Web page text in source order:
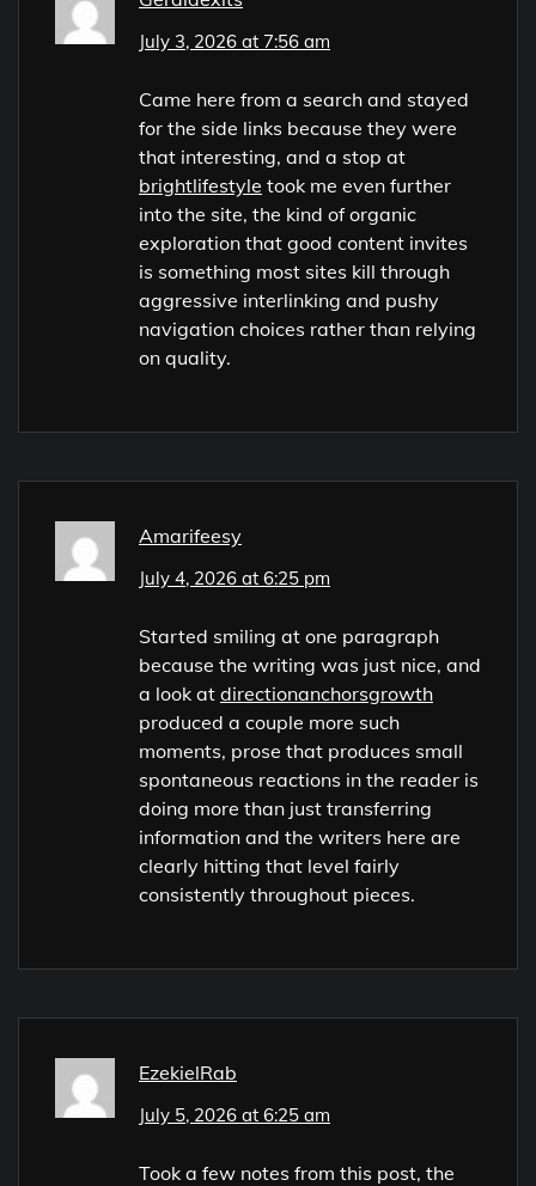
July 3, 2026 at 7:56 am
Came here from a search and stayed
for the side links because they were
that interesting, and a stop at
brightlifestyle took me even further
into the site, the kind of organic
exploration that good content invites
is something most sites kill through
aggressive interlinking and pushy
navigation choices rather than relying
on quality.
Amarifeesy
July 4, 2026 at 6:25 pm
Started smiling at one paragraph
because the writing was just nice, and
a look at directionanchorsgrowth
produced a couple more such
moments, prose that produces small
spontaneous reactions in the reader is
doing more than just transferring
information and the writers here are
clearly hitting that level fairly
consistently throughout pieces.
EzekielRab
July 5, 2026 at 6:25 am
Took a few notes from this post, the